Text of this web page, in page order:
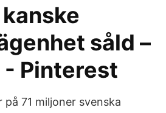
såld –
Pinterest
på 71 miljoner svenska